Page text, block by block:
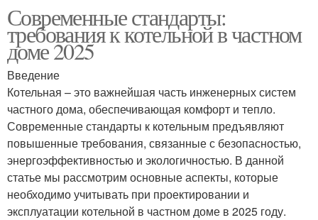
Современные стандарты:
требования к котельной в частном
доме 2025
Введение
Котельная – это важнейшая часть инженерных систем
частного дома, обеспечивающая комфорт и тепло.
Современные стандарты к котельным предъявляют
повышенные требования, связанные с безопасностью,
энергоэффективностью и экологичностью. В данной
статье мы рассмотрим основные аспекты, которые
необходимо учитывать при проектировании и
эксплуатации котельной в частном доме в 2025 году.